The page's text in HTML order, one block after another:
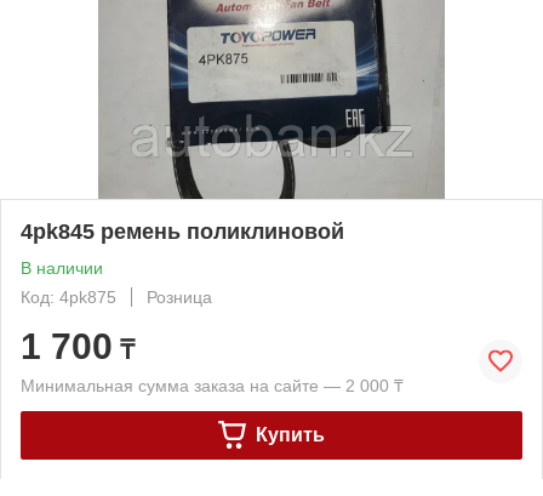
4pk845 ремень поликлиновой
В наличии
Код: 4pk875
Розница
1 700 ₸
Минимальная сумма заказа на сайте — 2 000 ₸
Купить